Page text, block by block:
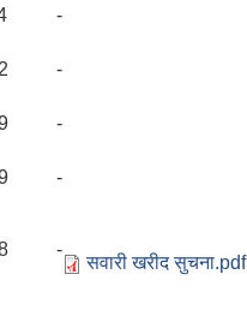
-
-
-
-
-
सवारी खरीद सुचना.pdf